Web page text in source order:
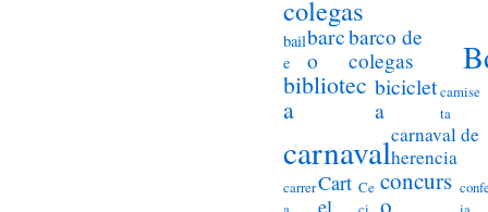
colegas
bail
e
barc
o
barco de
colegas
bibliotec
a
biciclet
a
camise
ta
carnavalcarnaval de
herencia
carrerCart
el
Ce concurs
o